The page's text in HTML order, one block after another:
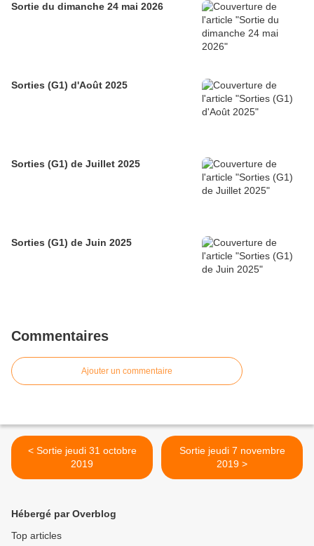
Sortie du dimanche 24 mai 2026
Sorties (G1) d'Août 2025
Sorties (G1) de Juillet 2025
Sorties (G1) de Juin 2025
Commentaires
Ajouter un commentaire
< Sortie jeudi 31 octobre
2019
Sortie jeudi 7 novembre
2019 >
Hébergé par Overblog
Top articles